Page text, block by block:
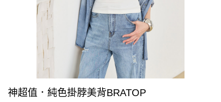
神超值．純色掛脖美背BRATOP